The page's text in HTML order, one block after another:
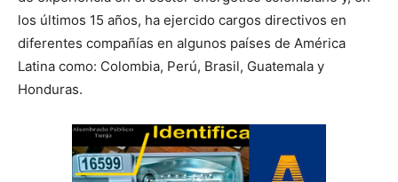
los últimos 15 años, ha ejercido cargos directivos en
diferentes compañías en algunos países de América
Latina como: Colombia, Perú, Brasil, Guatemala y
Honduras.